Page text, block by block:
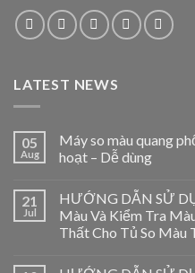
LATEST NEWS
05
Aug
Máy so màu quang
hoạt – Dễ dùng
21
Jul
HƯỚNG DẪN SỬ
Màu Và Kiểm Tra
Thất Cho Tủ So Màu